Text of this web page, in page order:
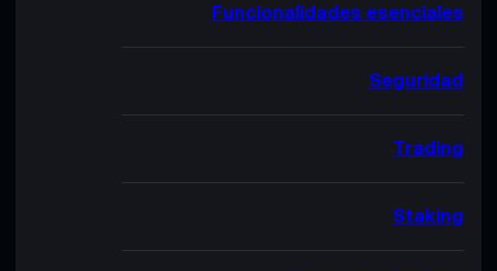
Funcionalidades esenciales
Seguridad
Trading
Staking